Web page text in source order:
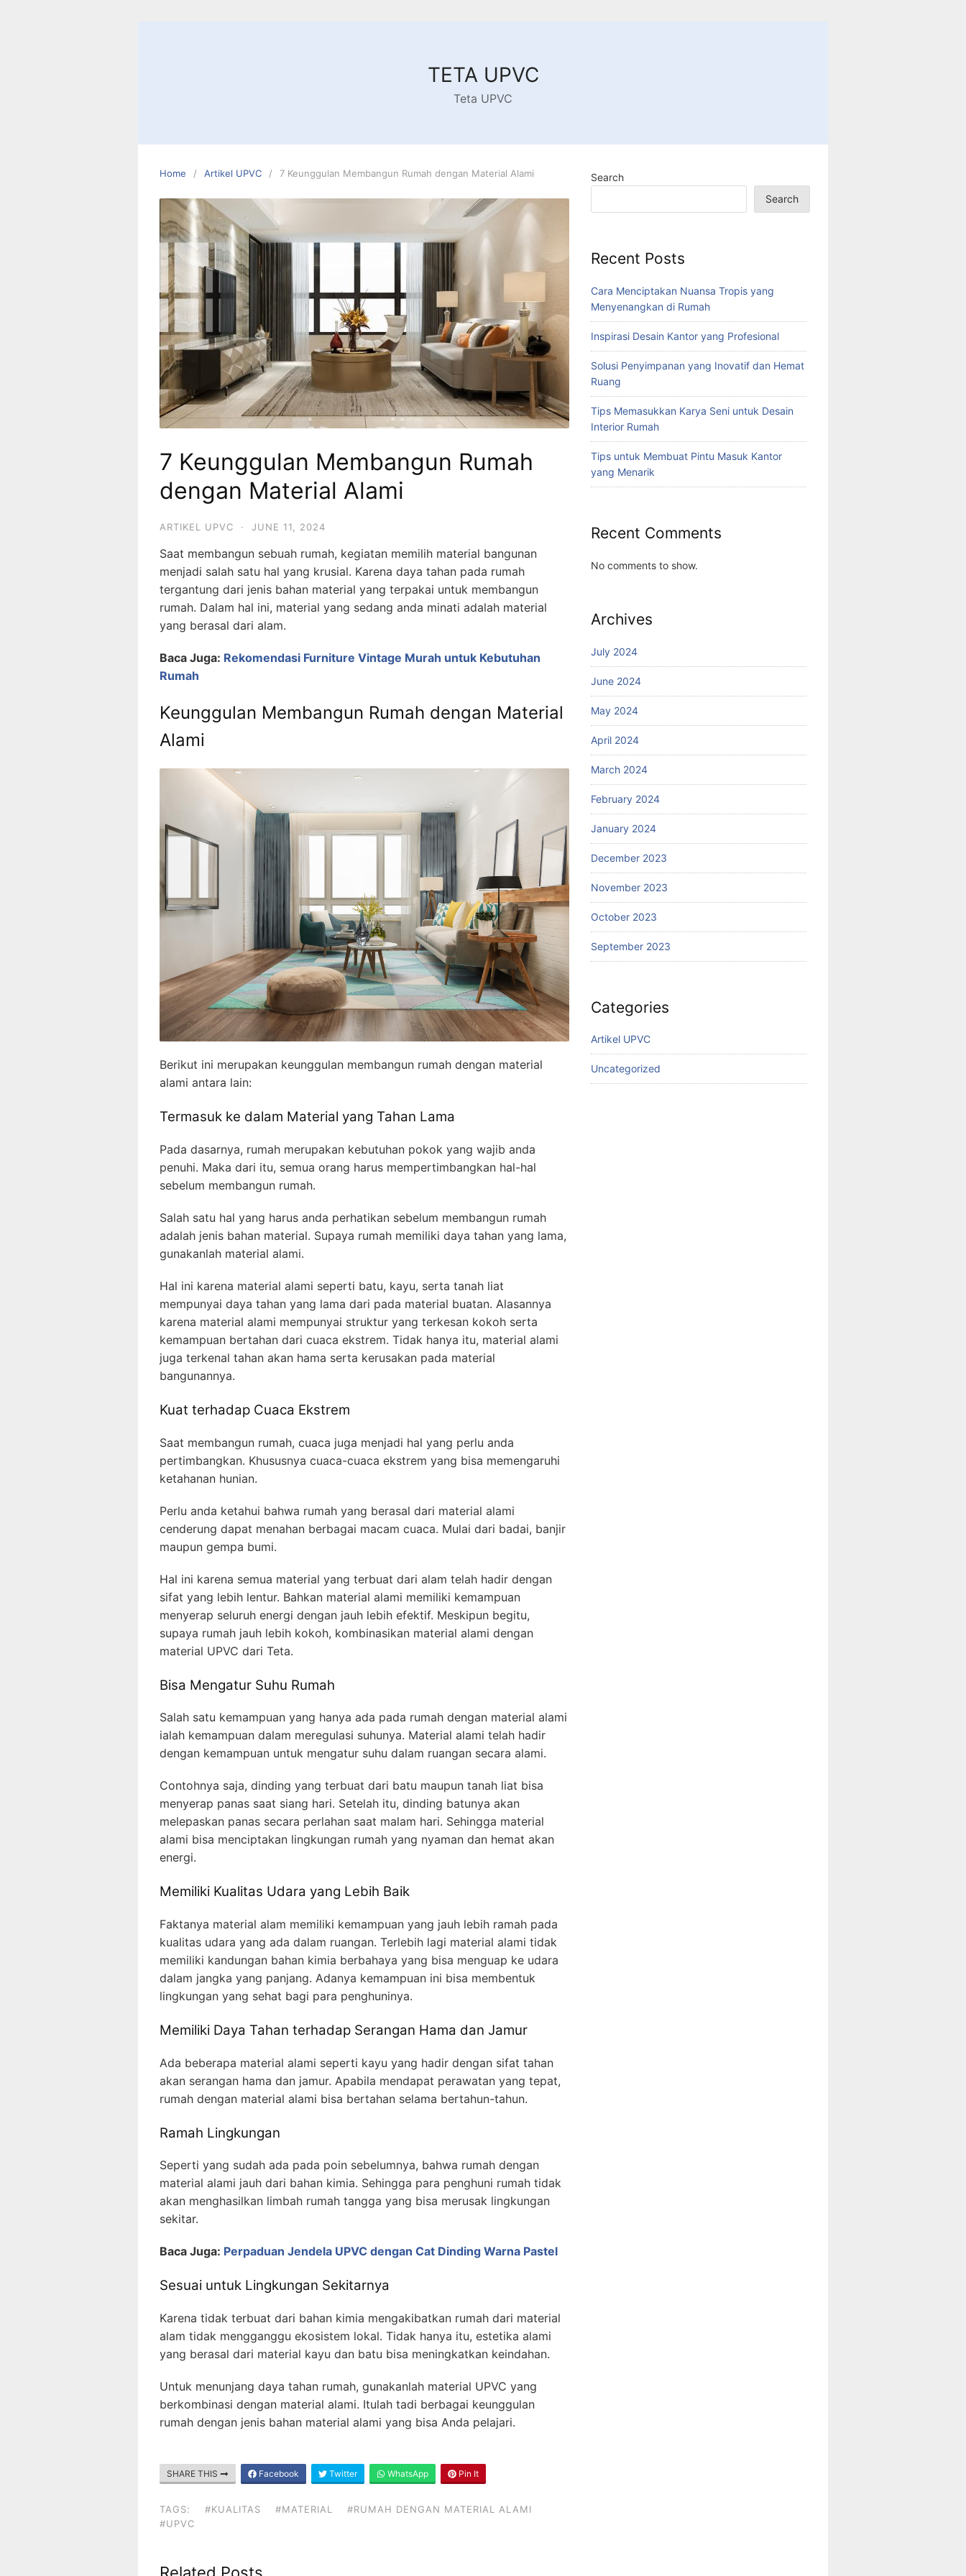
TETA UPVC
Teta UPVC
Home Artikel UPVC 7 Keunggulan Membangun Rumah dengan Material Alami
7 Keunggulan Membangun Rumah
dengan Material Alami
ARTIKEL UPVC · JUNE 11, 2024
Saat membangun sebuah rumah, kegiatan memilih material bangunan
menjadi salah satu hal yang krusial. Karena daya tahan pada rumah
tergantung dari jenis bahan material yang terpakai untuk membangun
rumah. Dalam hal ini, material yang sedang anda minati adalah material
yang berasal dari alam.
Baca Juga: Rekomendasi Furniture Vintage Murah untuk Kebutuhan
Rumah
Keunggulan Membangun Rumah dengan Material
Alami
Berikut ini merupakan keunggulan membangun rumah dengan material
alami antara lain:
Termasuk ke dalam Material yang Tahan Lama
Pada dasarnya, rumah merupakan kebutuhan pokok yang wajib anda
penuhi. Maka dari itu, semua orang harus mempertimbangkan hal-hal
sebelum membangun rumah.
Salah satu hal yang harus anda perhatikan sebelum membangun rumah
adalah jenis bahan material. Supaya rumah memiliki daya tahan yang lama,
gunakanlah material alami.
Hal ini karena material alami seperti batu, kayu, serta tanah liat
mempunyai daya tahan yang lama dari pada material buatan. Alasannya
karena material alami mempunyai struktur yang terkesan kokoh serta
kemampuan bertahan dari cuaca ekstrem. Tidak hanya itu, material alami
juga terkenal tahan akan hama serta kerusakan pada material
bangunannya.
Kuat terhadap Cuaca Ekstrem
Saat membangun rumah, cuaca juga menjadi hal yang perlu anda
pertimbangkan. Khususnya cuaca-cuaca ekstrem yang bisa memengaruhi
ketahanan hunian.
Perlu anda ketahui bahwa rumah yang berasal dari material alami
cenderung dapat menahan berbagai macam cuaca. Mulai dari badai, banjir
maupun gempa bumi.
Hal ini karena semua material yang terbuat dari alam telah hadir dengan
sifat yang lebih lentur. Bahkan material alami memiliki kemampuan
menyerap seluruh energi dengan jauh lebih efektif. Meskipun begitu,
supaya rumah jauh lebih kokoh, kombinasikan material alami dengan
material UPVC dari Teta.
Bisa Mengatur Suhu Rumah
Salah satu kemampuan yang hanya ada pada rumah dengan material alami
ialah kemampuan dalam meregulasi suhunya. Material alami telah hadir
dengan kemampuan untuk mengatur suhu dalam ruangan secara alami.
Contohnya saja, dinding yang terbuat dari batu maupun tanah liat bisa
menyerap panas saat siang hari. Setelah itu, dinding batunya akan
melepaskan panas secara perlahan saat malam hari. Sehingga material
alami bisa menciptakan lingkungan rumah yang nyaman dan hemat akan
energi.
Memiliki Kualitas Udara yang Lebih Baik
Faktanya material alam memiliki kemampuan yang jauh lebih ramah pada
kualitas udara yang ada dalam ruangan. Terlebih lagi material alami tidak
memiliki kandungan bahan kimia berbahaya yang bisa menguap ke udara
dalam jangka yang panjang. Adanya kemampuan ini bisa membentuk
lingkungan yang sehat bagi para penghuninya.
Memiliki Daya Tahan terhadap Serangan Hama dan Jamur
Ada beberapa material alami seperti kayu yang hadir dengan sifat tahan
akan serangan hama dan jamur. Apabila mendapat perawatan yang tepat,
rumah dengan material alami bisa bertahan selama bertahun-tahun.
Ramah Lingkungan
Seperti yang sudah ada pada poin sebelumnya, bahwa rumah dengan
material alami jauh dari bahan kimia. Sehingga para penghuni rumah tidak
akan menghasilkan limbah rumah tangga yang bisa merusak lingkungan
sekitar.
Baca Juga: Perpaduan Jendela UPVC dengan Cat Dinding Warna Pastel
Sesuai untuk Lingkungan Sekitarnya
Karena tidak terbuat dari bahan kimia mengakibatkan rumah dari material
alam tidak mengganggu ekosistem lokal. Tidak hanya itu, estetika alami
yang berasal dari material kayu dan batu bisa meningkatkan keindahan.
Untuk menunjang daya tahan rumah, gunakanlah material UPVC yang
berkombinasi dengan material alami. Itulah tadi berbagai keunggulan
rumah dengan jenis bahan material alami yang bisa Anda pelajari.
SHARE THIS Facebook Twitter WhatsApp Pin It
TAGS: #KUALITAS #MATERIAL
#RUMAH DENGAN MATERIAL ALAMI
#UPVC
Search
Search
Recent Posts
Cara Menciptakan Nuansa Tropis yang
Menyenangkan di Rumah
Inspirasi Desain Kantor yang Profesional
Solusi Penyimpanan yang Inovatif dan Hemat
Ruang
Tips Memasukkan Karya Seni untuk Desain
Interior Rumah
Tips untuk Membuat Pintu Masuk Kantor
yang Menarik
Recent Comments
No comments to show.
Archives
July 2024
June 2024
May 2024
April 2024
March 2024
February 2024
January 2024
December 2023
November 2023
October 2023
September 2023
Categories
Artikel UPVC
Uncategorized